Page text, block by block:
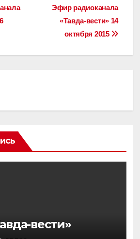
Эфир радиоканала
«Тавда-вести» 14
октября 2015
вести»